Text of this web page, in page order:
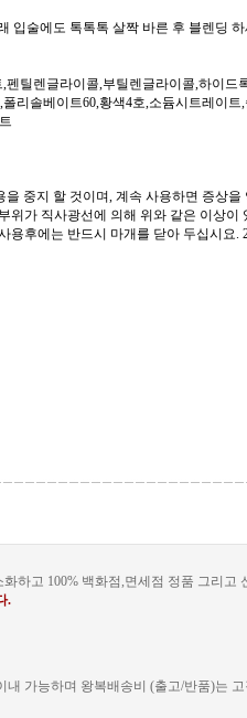
입술에도 톡톡톡 살짝 바른 후 블렌딩
틸렌글라이콜,부틸렌글라이콜,하이
리솔베이트60,황색4호,소듐시트레이
중지 할 것이며, 계속 사용하면 증상
위가 직사광선에 의해 위와 같은 이상
후에는 반드시 마개를 닫아 두십시요
하고 100% 백화점,면세점 정품 그리
.
가능하며 왕복배송비 (출고/반품)는